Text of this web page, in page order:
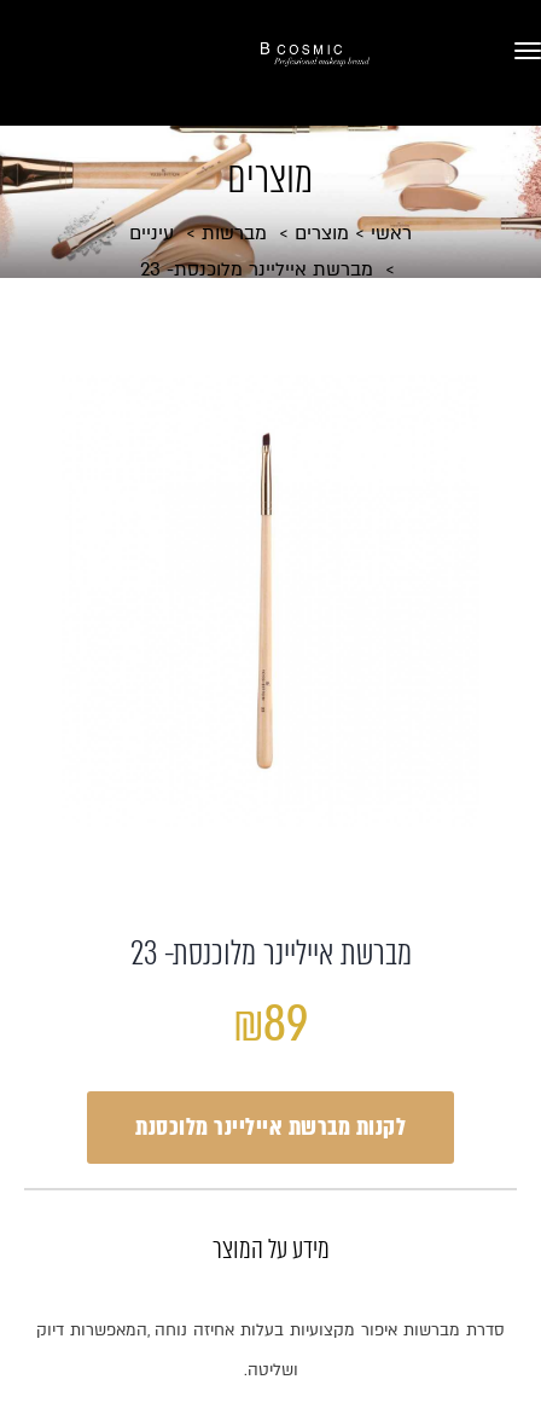
מוצרים
ראשי מוצרים מברשות
עיניים
מברשת אייליינר מלוכנסת- 23
מברשת אייליינר מלוכנסת- 23
₪89
לקנות מברשת אייליינר מלוכסנת
מידע על המוצר
סדרת מברשות איפור מקצועיות בעלות אחיזה נוחה ,המאפשרות דיוק
ושליטה.